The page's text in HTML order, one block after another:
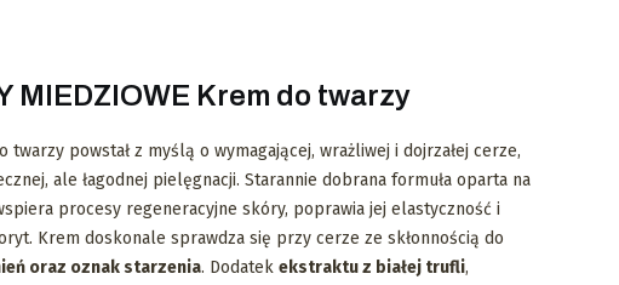
MIEDZIOWE Krem do twarzy
twarzy powstał z myślą o wymagającej, wrażliwej i dojrzałej cerze,
ale łagodnej pielęgnacji. Starannie dobrana formuła oparta na
procesy regeneracyjne skóry, poprawia jej elastyczność i
Krem doskonale sprawdza się przy cerze ze skłonnością do
oraz oznak starzenia. Dodatek ekstraktu z białej trufli,